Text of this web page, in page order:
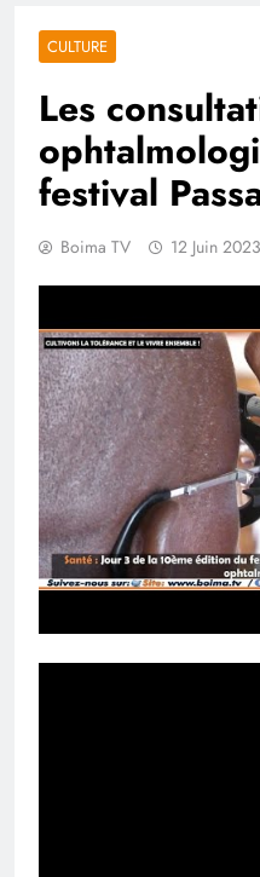
CULTURE
Les
festival
Boima TV 12 Juin 2023